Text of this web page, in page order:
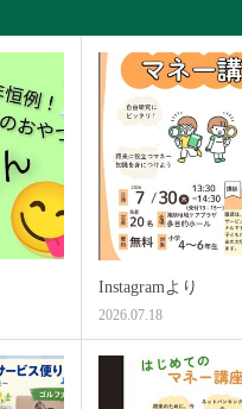
Instagramより
2026.07.18